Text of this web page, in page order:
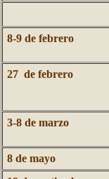
8-9 de febrero
27 de febrero
3-8 de marzo
8 de mayo